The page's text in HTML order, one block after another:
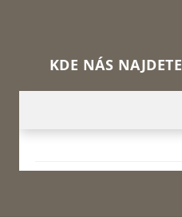
KDE NÁS NAJDETE